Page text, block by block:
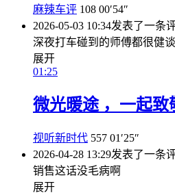
麻辣车评 108 00′54″
2026-05-03 10:34发表了一条
深夜打车碰到的师傅都很健谈
展开
01:25
微光暖途 ，一起
视听新时代 557 01′25″
2026-04-28 13:29发表了一条
销售这话没毛病啊
展开